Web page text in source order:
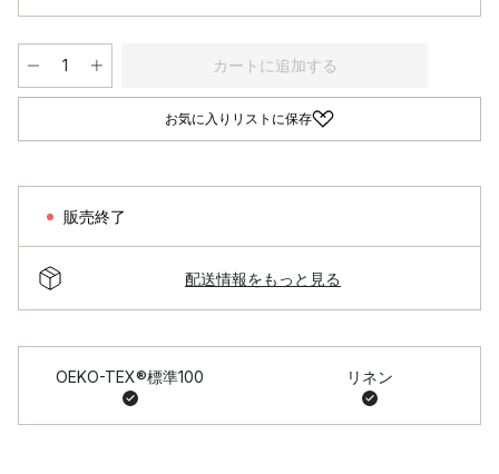
カートに追加する
お気に入りリストに保存
販売終了
配送情報をもっと見る
OEKO-TEX®標準100 リネン